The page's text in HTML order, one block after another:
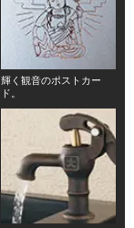
輝く観音のポストカー
ド。